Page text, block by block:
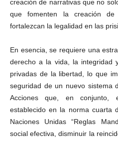
creación de narrativas que no
que fomenten la creación
fortalezcan la legalidad en las
En esencia, se requiere una
derecho a la vida, la integridad
privadas de la libertad, lo que
seguridad de un nuevo sistema
Acciones que, en conjunto,
establecido en la norma cuarta
Naciones Unidas “Reglas
social efectiva, disminuir la